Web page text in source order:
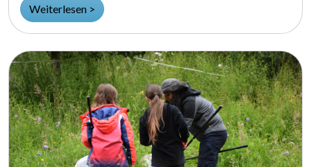
Weiterlesen >